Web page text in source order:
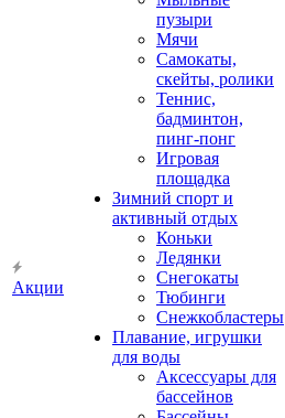
Акции
пузыри
Мячи
Самокаты,
скейты, ролики
Теннис,
бадминтон,
пинг-понг
Игровая
площадка
Зимний спорт и
активный отдых
Коньки
Ледянки
Снегокаты
Тюбинги
Снежкобластеры
Плавание, игрушки
для воды
Аксессуары для
бассейнов